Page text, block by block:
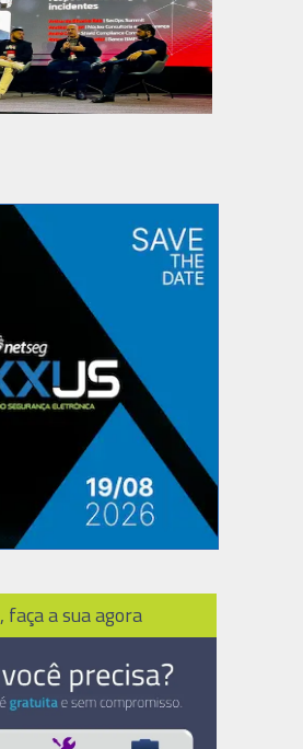
, faça a sua agora